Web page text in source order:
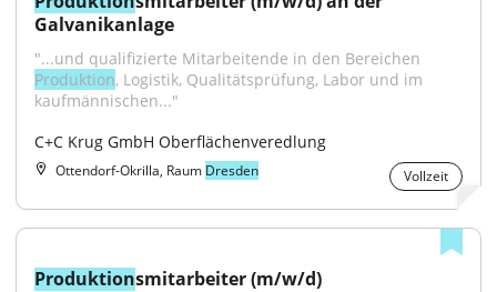
Galvanikanlage
Produktion, Logistik, Qualitätsprüfung, Labor und im
kaufmännischen..."
C+C Krug GmbH Oberflächenveredlung
Ottendorf-Okrilla, Raum Dresden Vollzeit
Produktionsmitarbeiter (m/w/d)